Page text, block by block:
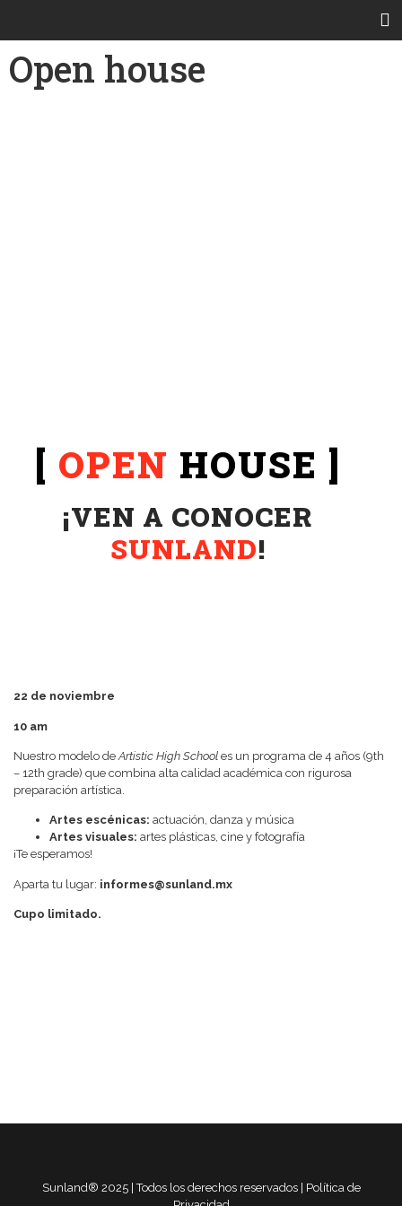
Open house
[ OPEN HOUSE ]
¡VEN A CONOCER
SUNLAND!
22 de noviembre
10 am
Nuestro modelo de Artistic High School es un programa de 4 años (9th
– 12th grade) que combina alta calidad académica con rigurosa
preparación artística.
Artes escénicas: actuación, danza y música
Artes visuales: artes plásticas, cine y fotografía
¡Te esperamos!
Aparta tu lugar: informes@sunland.mx
Cupo limitado.
Sunland® 2025 | Todos los derechos reservados | Política de